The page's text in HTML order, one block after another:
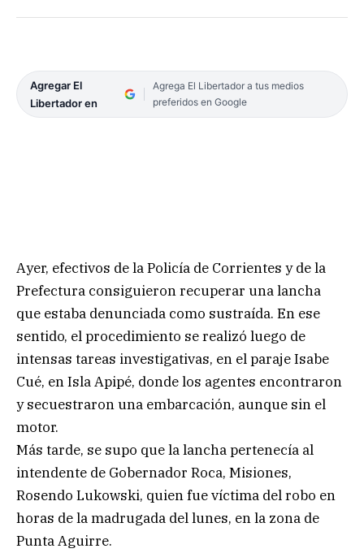
Agregar El
Libertador en
Agrega El Libertador a tus medios
preferidos en Google
Ayer, efectivos de la Policía de Corrientes y de la
Prefectura consiguieron recuperar una lancha
que estaba denunciada como sustraída. En ese
sentido, el procedimiento se realizó luego de
intensas tareas investigativas, en el paraje Isabe
Cué, en Isla Apipé, donde los agentes encontraron
y secuestraron una embarcación, aunque sin el
motor.
Más tarde, se supo que la lancha pertenecía al
intendente de Gobernador Roca, Misiones,
Rosendo Lukowski, quien fue víctima del robo en
horas de la madrugada del lunes, en la zona de
Punta Aguirre.